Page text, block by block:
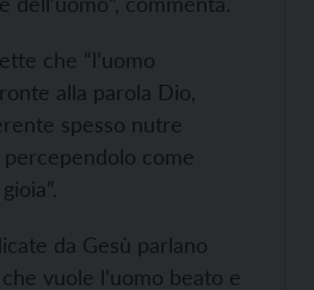
che “l’uomo
alla parola Dio,
spesso nutre
come
da Gesù parlano
vuole l’uomo beato e